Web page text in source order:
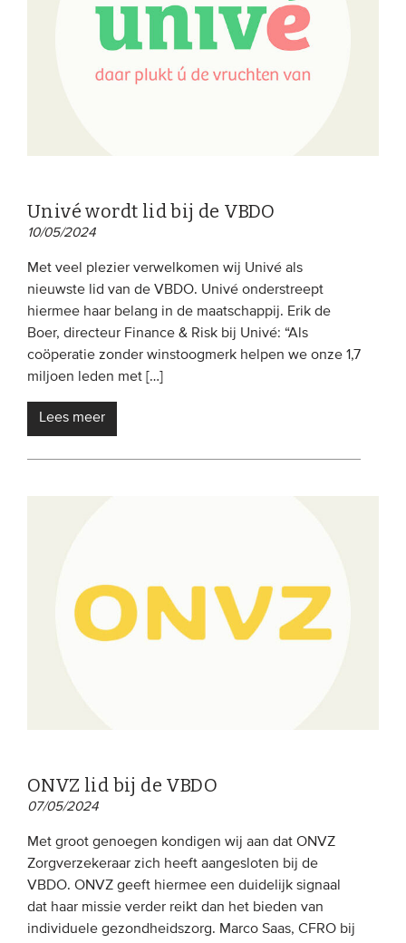
Univé wordt lid bij de VBDO
10/05/2024
Met veel plezier verwelkomen wij Univé als
nieuwste lid van de VBDO. Univé onderstreept
hiermee haar belang in de maatschappij. Erik de
Boer, directeur Finance & Risk bij Univé: “Als
coöperatie zonder winstoogmerk helpen we onze 1,7
miljoen leden met […]
Lees meer
ONVZ lid bij de VBDO
07/05/2024
Met groot genoegen kondigen wij aan dat ONVZ
Zorgverzekeraar zich heeft aangesloten bij de
VBDO. ONVZ geeft hiermee een duidelijk signaal
dat haar missie verder reikt dan het bieden van
individuele gezondheidszorg. Marco Saas, CFRO bij